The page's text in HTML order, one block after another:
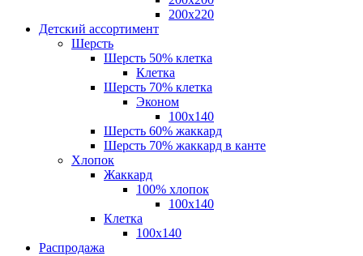
200х220
Детский ассортимент
Шерсть
Шерсть 50% клетка
Клетка
Шерсть 70% клетка
Эконом
100x140
Шерсть 60% жаккард
Шерсть 70% жаккард в канте
Хлопок
Жаккард
100% хлопок
100x140
Клетка
100х140
Распродажа